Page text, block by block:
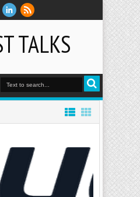
TALKS